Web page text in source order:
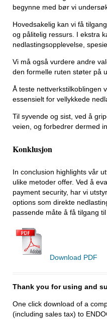
begynne med bør vi
Hovedsakelig kan vi få
og pålitelig ressurs. I ekstra
nedlastingsopplevelse,
Vi må også vurdere andre
den formelle ruten støter på
Å teste nettverkstilkoblingen
essensielt for vellykkede
Til syvende og sist, ved å
veien, og forbedrer dermed
Konklusjon
In conclusion highlights vår
ulike metoder offer. Ved å
payment security, har vi
options som direkte
passende måte å få tilgang
Download PDF
Thank you for using and
One click download of a
(including sales tax) to